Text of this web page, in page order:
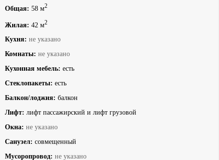
Общая: 58 м2
Жилая: 42 м2
Кухня: не указано
Комнаты: не указано
Кухонная мебель: есть
Стеклопакеты: есть
Балкон/лоджия: балкон
Лифт: лифт пассажирский и лифт грузовой
Окна: не указано
Санузел: совмещенный
Мусоропровод: не указано